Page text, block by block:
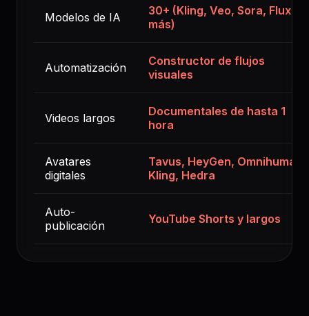
Modelos de IA
30+ (Kling, Veo, Sora, Flux y
más)
Automatización
Constructor de flujos
visuales
Videos largos
Documentales de hasta 1
hora
Avatares
digitales
Tavus, HeyGen, Omnihuman,
Kling, Hedra
Auto-
publicación
YouTube Shorts y largos